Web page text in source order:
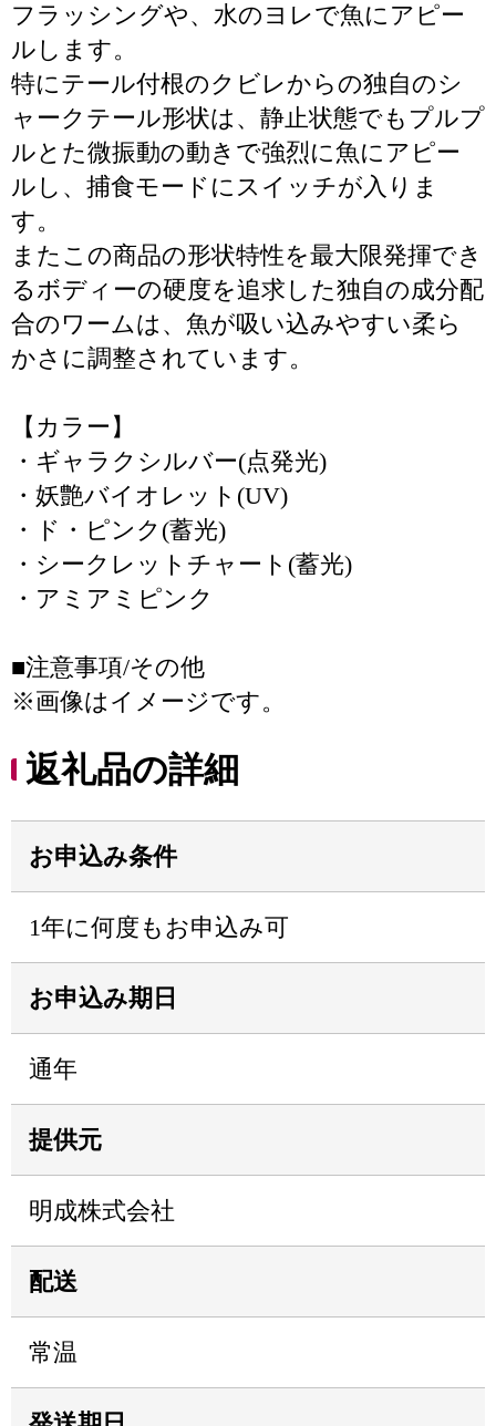
フラッシングや、水のヨレで魚にアピー
ルします。
特にテール付根のクビレからの独自のシ
ャークテール形状は、静止状態でもプルプ
ルとた微振動の動きで強烈に魚にアピー
ルし、捕食モードにスイッチが入りま
す。
またこの商品の形状特性を最大限発揮でき
るボディーの硬度を追求した独自の成分配
合のワームは、魚が吸い込みやすい柔ら
かさに調整されています。
【カラー】
・ギャラクシルバー(点発光)
・妖艶バイオレット(UV)
・ド・ピンク(蓄光)
・シークレットチャート(蓄光)
・アミアミピンク
■注意事項/その他
※画像はイメージです。
返礼品の詳細
お申込み条件
1年に何度もお申込み可
お申込み期日
通年
提供元
明成株式会社
配送
常温